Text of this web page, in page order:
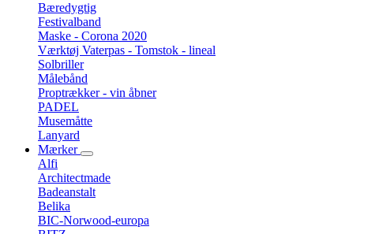
Bæredygtig
Festivalband
Maske - Corona 2020
Værktøj Vaterpas - Tomstok - lineal
Solbriller
Målebånd
Proptrækker - vin åbner
PADEL
Musemåtte
Lanyard
Mærker
Alfi
Architectmade
Badeanstalt
Belika
BIC-Norwood-europa